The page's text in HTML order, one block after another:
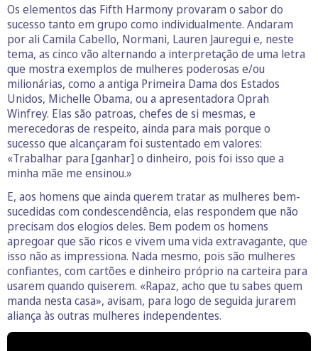
Os elementos das Fifth Harmony provaram o sabor do
sucesso tanto em grupo como individualmente. Andaram
por ali Camila Cabello, Normani, Lauren Jauregui e, neste
tema, as cinco vão alternando a interpretação de uma letra
que mostra exemplos de mulheres poderosas e/ou
milionárias, como a antiga Primeira Dama dos Estados
Unidos, Michelle Obama, ou a apresentadora Oprah
Winfrey. Elas são patroas, chefes de si mesmas, e
merecedoras de respeito, ainda para mais porque o
sucesso que alcançaram foi sustentado em valores:
«Trabalhar para [ganhar] o dinheiro, pois foi isso que a
minha mãe me ensinou.»
E, aos homens que ainda querem tratar as mulheres bem-
sucedidas com condescendência, elas respondem que não
precisam dos elogios deles. Bem podem os homens
apregoar que são ricos e vivem uma vida extravagante, que
isso não as impressiona. Nada mesmo, pois são mulheres
confiantes, com cartões e dinheiro próprio na carteira para
usarem quando quiserem. «Rapaz, acho que tu sabes quem
manda nesta casa», avisam, para logo de seguida jurarem
aliança às outras mulheres independentes.